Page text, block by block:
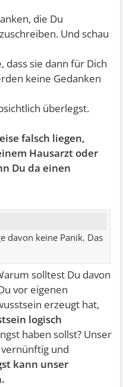
die Du
Und schau
dass sie dann für Dich
keine Gedanken
überlegst.
falsch liegen,
Hausarzt oder
Du da einen
davon keine Panik. Das
solltest Du davon
vor eigenen
erzeugt hat,
logisch
haben sollst? Unser
und
kann unser